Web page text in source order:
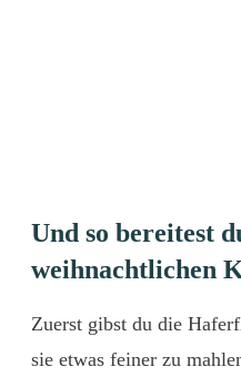
Und so bereitest
weihnachtlichen
Zuerst gibst du die
sie etwas feiner zu